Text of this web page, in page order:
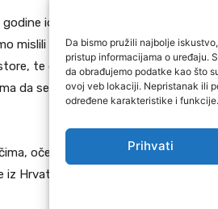
Da bismo pružili najbolje
pristup informacijama o uređaju.
da obrađujemo podatke kao što
ovoj veb lokaciji. Nepristanak ili
određene karakteristike i funkcije.
Prihvati
godine ide da radi sezonske poslove
mislili da ćemo u prošloj godini
te da na neki način udarimo
da se nešto dešava u sektoru
očekuje se da i ove godine bude
iz Hrvatske, dolaze stalno na naše